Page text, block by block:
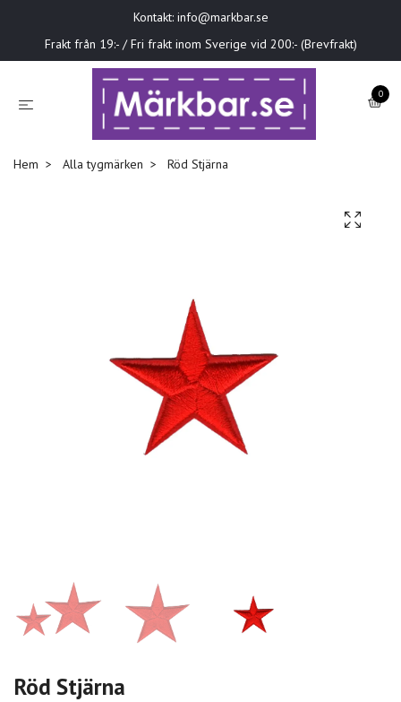
Kontakt: info@markbar.se
Frakt från 19:- / Fri frakt inom Sverige vid 200:- (Brevfrakt)
0
Hem Alla tygmärken Röd Stjärna
Röd Stjärna